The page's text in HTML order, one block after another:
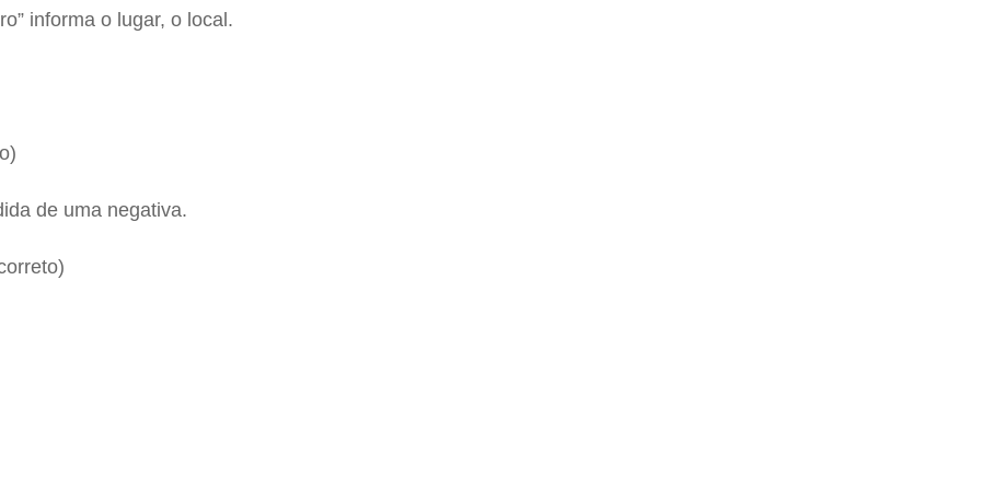
informa o lugar, o local.
de uma negativa.